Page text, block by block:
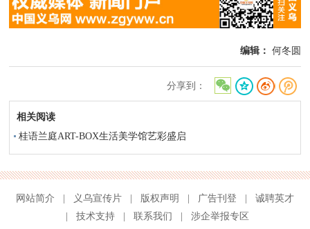
编辑： 何冬圆
分享到：
相关阅读
桂语兰庭ART-BOX生活美学馆艺彩盛启
网站简介 义乌宣传片 版权声明 广告刊登
诚聘英才
技术支持 联系我们
涉企举报专区